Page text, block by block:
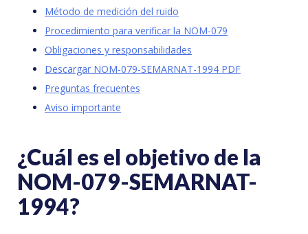
Método de medición del ruido
Procedimiento para verificar la NOM-079
Obligaciones y responsabilidades
Descargar NOM-079-SEMARNAT-1994 PDF
Preguntas frecuentes
Aviso importante
¿Cuál es el objetivo de la
NOM-079-SEMARNAT-
1994?